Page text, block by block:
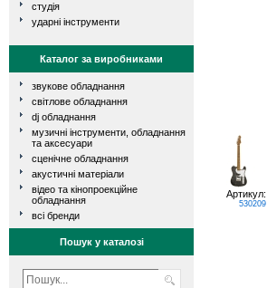
студія
ударні інструменти
Каталог за виробниками
звукове обладнання
світлове обладнання
dj обладнання
музичні інструменти, обладнання
та аксесуари
сценічне обладнання
акустичні матеріали
відео та кінопроекційне
обладнання
всі бренди
Пошук у каталозі
Артикул:
530209